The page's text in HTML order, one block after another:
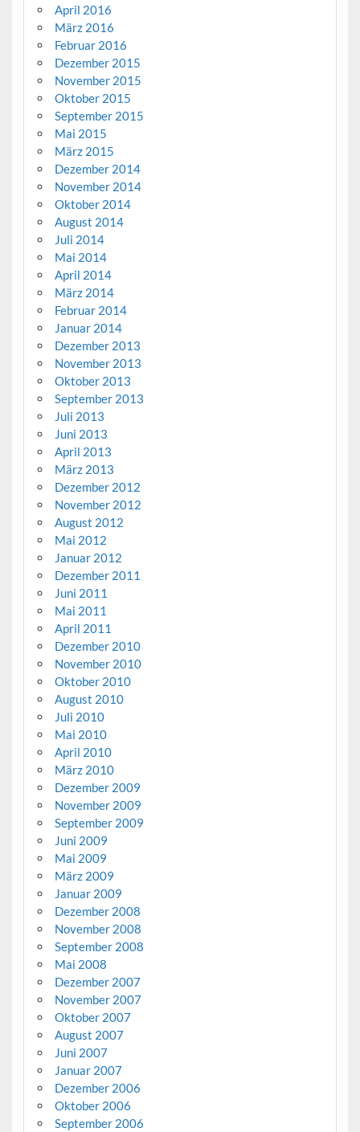
April 2016
März 2016
Februar 2016
Dezember 2015
November 2015
Oktober 2015
September 2015
Mai 2015
März 2015
Dezember 2014
November 2014
Oktober 2014
August 2014
Juli 2014
Mai 2014
April 2014
März 2014
Februar 2014
Januar 2014
Dezember 2013
November 2013
Oktober 2013
September 2013
Juli 2013
Juni 2013
April 2013
März 2013
Dezember 2012
November 2012
August 2012
Mai 2012
Januar 2012
Dezember 2011
Juni 2011
Mai 2011
April 2011
Dezember 2010
November 2010
Oktober 2010
August 2010
Juli 2010
Mai 2010
April 2010
März 2010
Dezember 2009
November 2009
September 2009
Juni 2009
Mai 2009
März 2009
Januar 2009
Dezember 2008
November 2008
September 2008
Mai 2008
Dezember 2007
November 2007
Oktober 2007
August 2007
Juni 2007
Januar 2007
Dezember 2006
Oktober 2006
September 2006